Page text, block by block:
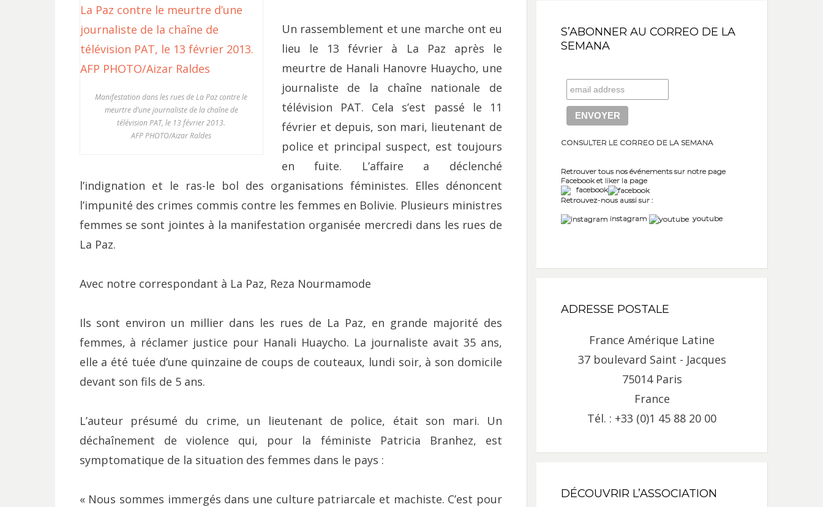
Manifestation dans les rues de La Paz contre le
meurtre d’une journaliste de la chaîne de
télévision PAT, le 13 février 2013.
AFP PHOTO/Aizar Raldes
Un rassemblement et une marche ont eu
lieu le 13 février à La Paz après le
meurtre de Hanali Hanovre Huaycho, une
journaliste de la chaîne nationale de
télévision PAT. Cela s’est passé le 11
février et depuis, son mari, lieutenant de
police et principal suspect, est toujours
en fuite. L’affaire a déclenché
l’indignation et le ras-le bol des organisations féministes. Elles dénoncent
l’impunité des crimes commis contre les femmes en Bolivie. Plusieurs ministres
femmes se sont jointes à la manifestation organisée mercredi dans les rues de
La Paz.
Avec notre correspondant à La Paz, Reza Nourmamode
Ils sont environ un millier dans les rues de La Paz, en grande majorité des
femmes, à réclamer justice pour Hanali Huaycho. La journaliste avait 35 ans,
elle a été tuée d’une quinzaine de coups de couteaux, lundi soir, à son domicile
devant son fils de 5 ans.
L’auteur présumé du crime, un lieutenant de police, était son mari. Un
déchaînement de violence qui, pour la féministe Patricia Branhez, est
symptomatique de la situation des femmes dans le pays :
« Nous sommes immergés dans une culture patriarcale et machiste. C’est pour
S’ABONNER AU CORREO DE LA
SEMANA
CONSULTER LE CORREO DE LA SEMANA
Retrouver tous nos événements sur notre page
Facebook et liker la page
facebook
Retrouvez-nous aussi sur :
instagram
youtube
ADRESSE POSTALE
France Amérique Latine
37 boulevard Saint - Jacques
75014 Paris
France
Tél. : +33 (0)1 45 88 20 00
DÉCOUVRIR L’ASSOCIATION